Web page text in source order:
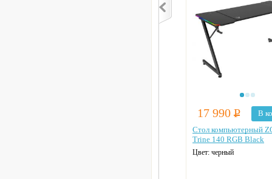
17 990 Р
В
Стол компьютерный
Trine 140 RGB Black
Цвет: черный